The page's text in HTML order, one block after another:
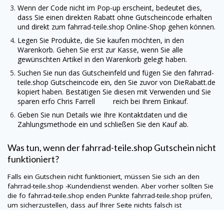
Wenn der Code nicht im Pop-up erscheint, bedeutet dies,
dass Sie einen direkten Rabatt ohne Gutscheincode erhalten
und direkt zum fahrrad-teile.shop Online-Shop gehen können.
Legen Sie Produkte, die Sie kaufen möchten, in den
Warenkorb. Gehen Sie erst zur Kasse, wenn Sie alle
gewünschten Artikel in den Warenkorb gelegt haben.
Suchen Sie nun das Gutscheinfeld und fügen Sie den fahrrad-
teile.shop Gutscheincode ein, den Sie zuvor von DieRabatt.de
kopiert haben. Bestätigen Sie diesen mit Verwenden und Sie
sparen erfo Chris Farrell reich bei Ihrem Einkauf.
Geben Sie nun Details wie Ihre Kontaktdaten und die
Zahlungsmethode ein und schließen Sie den Kauf ab.
Was tun, wenn derfahrrad-teile.shop Gutschein nicht
funktioniert?
Falls ein Gutschein nicht funktioniert, müssen Sie sich an den
fahrrad-teile.shop -Kundendienst wenden. Aber vorher sollten Sie
die fo fahrrad-teile.shop enden Punkte fahrrad-teile.shop prüfen,
um sicherzustellen, dass auf Ihrer Seite nichts falsch ist